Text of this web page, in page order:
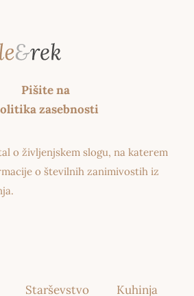
Pišite na
zasebnosti
o življenjskem slogu, na katerem
o številnih zanimivostih iz
Starševstvo Kuhinja